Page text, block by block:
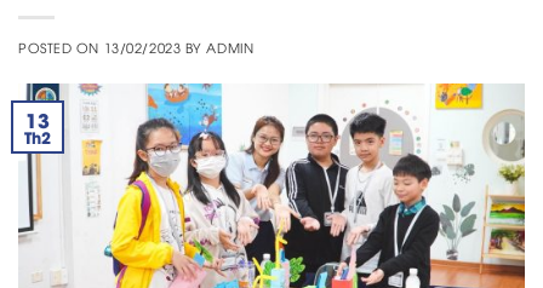
POSTED ON 13/02/2023 BY ADMIN
13
Th2